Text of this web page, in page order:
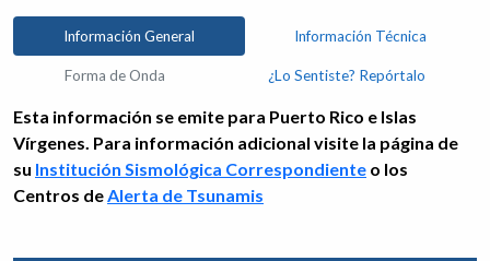
Información General Información Técnica
Forma de Onda ¿Lo Sentiste? Repórtalo
Esta información se emite para Puerto Rico e Islas
Vírgenes. Para información adicional visite la página de
su Institución Sismológica Correspondiente o los
Centros deAlerta de Tsunamis